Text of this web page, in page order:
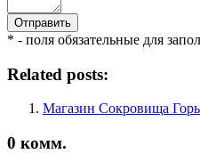
* - поля обязательные для
Related posts:
Магазин Сокровища
0 комм.